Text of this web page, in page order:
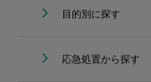
目的別に探す
応急処置から探す